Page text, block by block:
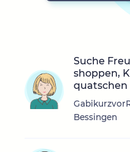
Suche
shoppen,
quatschen
Bessingen